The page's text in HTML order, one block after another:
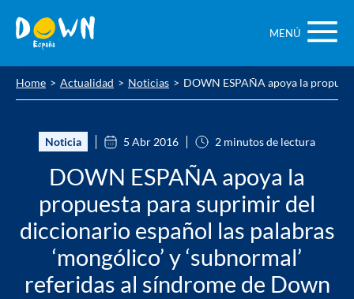
contenido
MENÚ
Home Actualidad Noticias DOWN ESPAÑA apoya la
Noticia 5 Abr 2016 2 minutos de lectura
DOWN ESPAÑA apoya la
propuesta para suprimir del
diccionario español las palabras
‘mongólico’ y ‘subnormal’
referidas al síndrome de Down